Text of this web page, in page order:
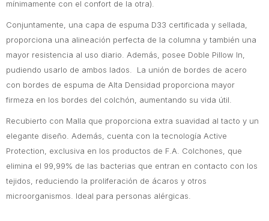
mínimamente con el confort de la otra).
Conjuntamente, una capa de espuma D33 certificada y sellada,
proporciona una alineación perfecta de la columna y también una
mayor resistencia al uso diario. Además, posee Doble Pillow In,
pudiendo usarlo de ambos lados. La unión de bordes de acero
con bordes de espuma de Alta Densidad proporciona mayor
firmeza en los bordes del colchón, aumentando su vida útil.
Recubierto con Malla que proporciona extra suavidad al tacto y un
elegante diseño. Además, cuenta con la tecnología Active
Protection, exclusiva en los productos de F.A. Colchones, que
elimina el 99,99% de las bacterias que entran en contacto con los
tejidos, reduciendo la proliferación de ácaros y otros
microorganismos. Ideal para personas alérgicas.